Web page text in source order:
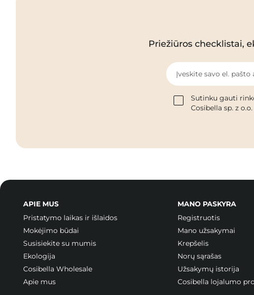
Priežiūros checklistai,
Įveskite savo el. pašto
Sutinku gauti
Cosibella sp. z
APIE MUS
Pristatymo laikas ir išlaidos
Mokėjimo būdai
Susisiekite su mumis
Ekologija
Cosibella Wholesale
Apie mus
MANO PASKYRA
Registruotis
Mano užsakymai
Krepšelis
Norų sąrašas
Užsakymų istorija
Cosibella lojalumo